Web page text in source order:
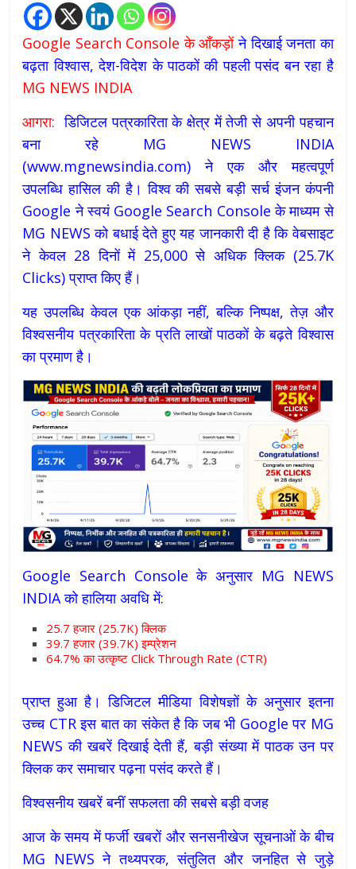
Google Search Console के आँकड़ोंने दिखाई जनता का
बढ़ता विश्वास, देश-विदेश के पाठकों की पहली पसंद बन रहा है
MG NEWS INDIA
आगरा: डिजिटल पत्रकारिता के क्षेत्र में तेजी से अपनी पहचान
बना रहे MG NEWS INDIA
(www.mgnewsindia.com) ने एक और महत्वपूर्ण
उपलब्धि हासिल की है। विश्व की सबसे बड़ी सर्च इंजन कंपनी
Google ने स्वयं Google Search Console के माध्यम से
MG NEWS को बधाई देते हुए यह जानकारी दी है कि वेबसाइट
ने केवल 28 दिनों में 25,000 से अधिक क्लिक (25.7K
Clicks) प्राप्त किए हैं।
यह उपलब्धि केवल एक आंकड़ा नहीं, बल्कि निष्पक्ष, तेज़ और
विश्वसनीय पत्रकारिता के प्रति लाखों पाठकों के बढ़ते विश्वास
का प्रमाण है।
Google Search Console के अनुसार MG NEWS
INDIA को हालिया अवधि में:
25.7 हजार (25.7K) क्लिक
39.7 हजार (39.7K) इम्प्रेशन
64.7% का उत्कृष्ट Click Through Rate (CTR)
प्राप्त हुआ है। डिजिटल मीडिया विशेषज्ञों के अनुसार इतना
उच्च CTR इस बात का संकेत है कि जब भी Google पर MG
NEWS की खबरें दिखाई देती हैं, बड़ी संख्या में पाठक उन पर
क्लिक कर समाचार पढ़ना पसंद करते हैं।
विश्वसनीय खबरें बनीं सफलता की सबसे बड़ी वजह
आज के समय में फर्जी खबरों और सनसनीखेज सूचनाओं के बीच
MG NEWS ने तथ्यपरक, संतुलित और जनहित से जुड़े